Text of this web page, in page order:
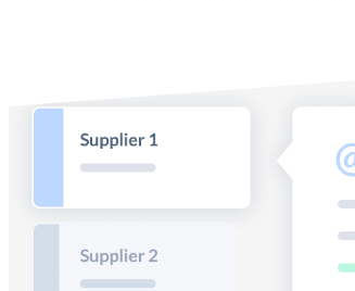
Encomende os seus produtos de